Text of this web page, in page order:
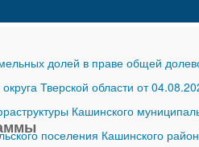
долей в праве общей
Тверской области от
Кашинского
поселения Кашинского